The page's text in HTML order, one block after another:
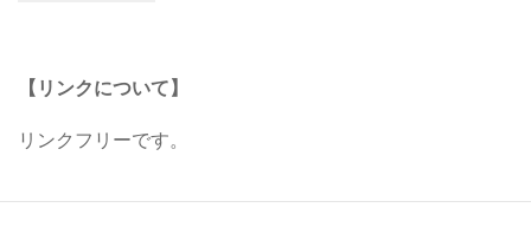
【リンクについて】
リンクフリーです。